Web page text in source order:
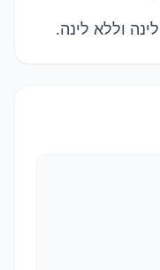
וללא לינה.